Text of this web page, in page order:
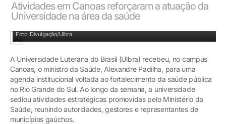
Atividades em Canoas reforçaram a atuação da
Universidade na área da saúde
Foto: Divulgação/Ulbra
A Universidade Luterana do Brasil (Ulbra) recebeu, no campus
Canoas, o ministro da Saúde, Alexandre Padilha, para uma
agenda institucional voltada ao fortalecimento da saúde pública
no Rio Grande do Sul. Ao longo da semana, a universidade
sediou atividades estratégicas promovidas pelo Ministério da
Saúde, reunindo autoridades, gestores e representantes de
municípios gaúchos.